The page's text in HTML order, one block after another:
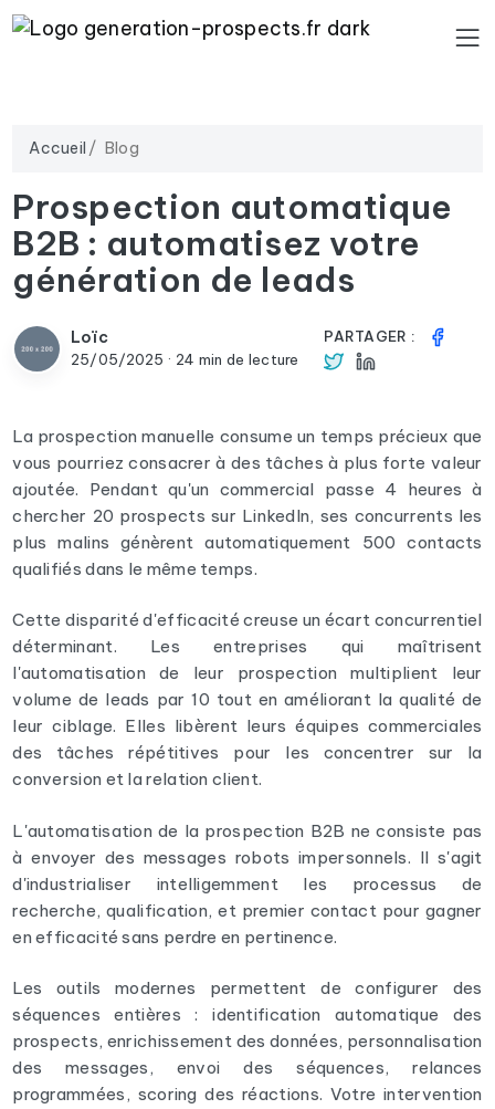
Accueil Blog
Prospection automatique
B2B : automatisez votre
génération de leads
Loïc
25/05/2025 · 24 min de lecture
PARTAGER :
La prospection manuelle consume un temps précieux que
vous pourriez consacrer à des tâches à plus forte valeur
ajoutée. Pendant qu'un commercial passe 4 heures à
chercher 20 prospects sur LinkedIn, ses concurrents les
plus malins génèrent automatiquement 500 contacts
qualifiés dans le même temps.
Cette disparité d'efficacité creuse un écart concurrentiel
déterminant. Les entreprises qui maîtrisent
l'automatisation de leur prospection multiplient leur
volume de leads par 10 tout en améliorant la qualité de
leur ciblage. Elles libèrent leurs équipes commerciales
des tâches répétitives pour les concentrer sur la
conversion et la relation client.
L'automatisation de la prospection B2B ne consiste pas
à envoyer des messages robots impersonnels. Il s'agit
d'industrialiser intelligemment les processus de
recherche, qualification, et premier contact pour gagner
en efficacité sans perdre en pertinence.
Les outils modernes permettent de configurer des
séquences entières : identification automatique des
prospects, enrichissement des données, personnalisation
des messages, envoi des séquences, relances
programmées, scoring des réactions. Votre intervention